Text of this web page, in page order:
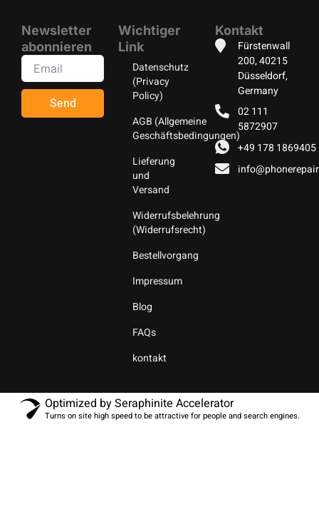
Kontakt
Fürstenwall
200, 40215
Düsseldorf,
Germany
02 111
5872907
+49 178 1869405
Wichtiger
Link
Datenschutz
(Privacy
Policy)
AGB (Allgemeine
Geschäftsbedingungen)
Lieferung
und
Versand
Widerrufsbelehrung
(Widerrufsrecht)
Bestellvorgang
Impressum
Blog
FAQs
kontakt
Newsletter
abonnieren
Send
Optimized by Seraphinite Accelerator
Turns on site high speed to be attractive for people and search engines.